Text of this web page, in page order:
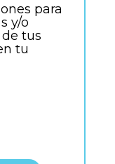
para
y/o
tus
tu